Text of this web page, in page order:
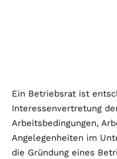
Ein Betriebsrat ist
Interessenvertretung
Arbeitsbedingungen,
Angelegenheiten im
die Gründung eines